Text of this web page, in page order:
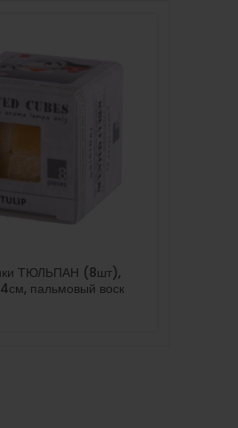
ТЮЛЬПАН (8шт),
пальмовый воск